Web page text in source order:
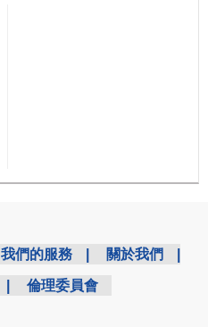
我們的服務 關於我們
倫理委員會